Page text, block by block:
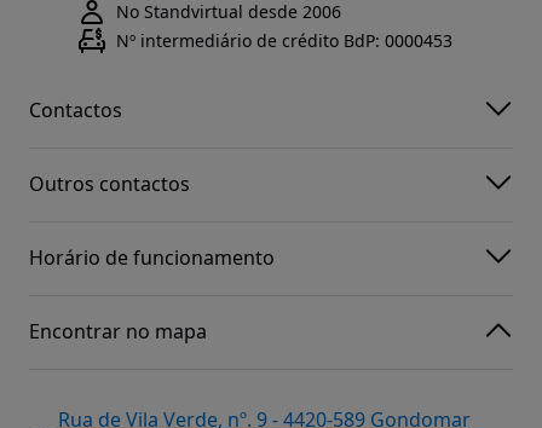
No Standvirtual desde 2006
Nº intermediário de crédito BdP: 0000453
Contactos
Outros contactos
Horário de funcionamento
Encontrar no mapa
Rua de Vila Verde, nº. 9 - 4420-589 Gondomar